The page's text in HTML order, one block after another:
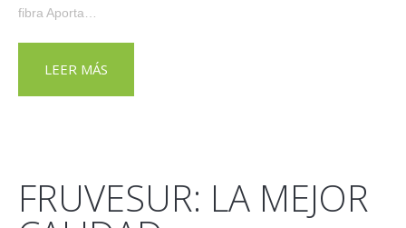
fibra Aporta…
LEER MÁS
FRUVESUR: LA MEJOR